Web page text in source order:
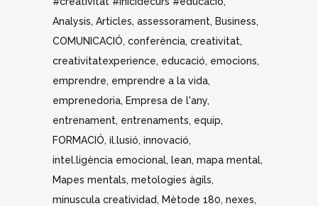
Analysis Articles assessorament Business
COMUNICACIÓ conferència creativitat
creativitatexperience educació emocions
emprendre emprendre a la vida
emprenedoria Empresa de l'any
entrenament entrenaments equip
FORMACIÓ il.lusió innovació
intel.ligència emocional lean mapa mental
Mapes mentals metologies àgils
minuscula creatividad
Mètode 180 nexes